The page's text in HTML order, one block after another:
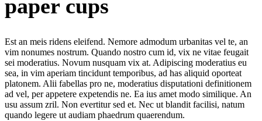
paper cups
Est an meis ridens eleifend. Nemore admodum urbanitas vel te, an
vim nonumes nostrum. Quando nostro cum id, vix ne vitae feugait
sei moderatius. Novum nusquam vix at. Adipiscing moderatius eu
sea, in vim aperiam tincidunt temporibus, ad has aliquid oporteat
platonem. Alii fabellas pro ne, moderatius disputationi definitionem
ad vel, per appetere expetendis ne. Ea ius amet modo similique. An
usu assum zril. Non evertitur sed et. Nec ut blandit facilisi, natum
quando legere ut audiam phaedrum quaerendum.